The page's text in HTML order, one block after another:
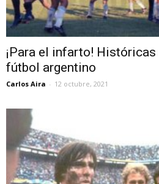
¡Para el infarto!
fútbol argentino
Carlos Aira - 12 octubre, 2021